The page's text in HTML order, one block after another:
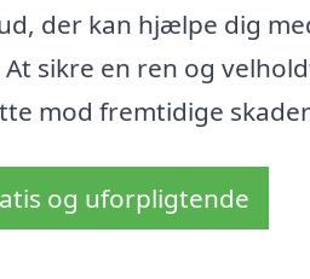
der kan hjælpe dig
sikre en ren og
mod fremtidige
og uforpligtende